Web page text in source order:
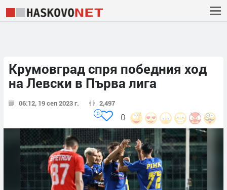
Крумовград спря победния ход
на Левски в Първа лига
06:12, 19 сеп 2023 г. 2,497
0
0